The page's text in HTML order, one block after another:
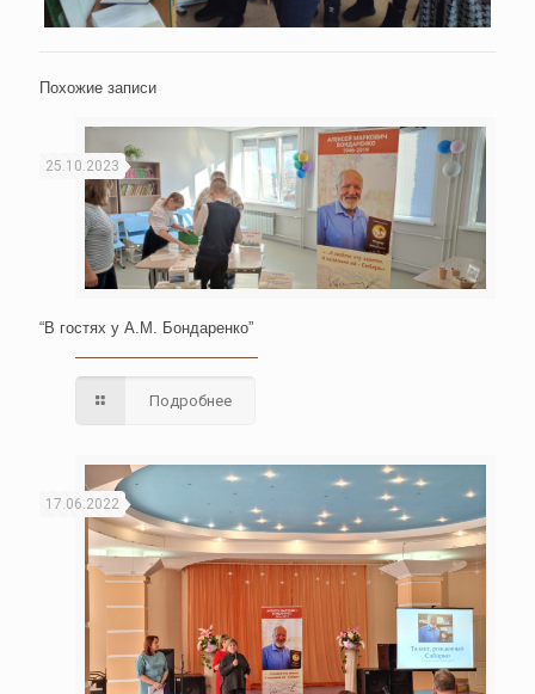
Похожие записи
25.10.2023
“В гостях у А.М. Бондаренко”
Подробнее
17.06.2022